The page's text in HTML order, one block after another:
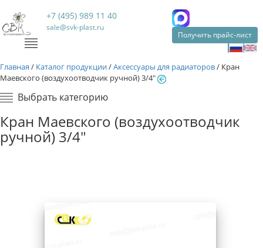
+7 (495) 989 11 40
sale@svk-plast.ru
Получить прайс-лист
Главная / Каталог продукции/Аксессуары для радиаторов/ Кран
Маевского (воздухоотводчик ручной) 3/4"
Выбрать категорию
Кран Маевского (воздухоотводчик
ручной) 3/4"